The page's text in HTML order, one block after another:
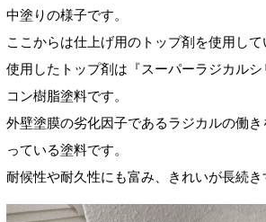
中塗りの様子です。
ここからは仕上げ用のトップ剤を使用して
使用したトップ剤は『スーパーラジカルシ
コン樹脂塗料です。
外壁塗膜の劣化因子であるラジカルの働
っている塗料です。
耐候性や耐久性にも富み、きれいが長続き